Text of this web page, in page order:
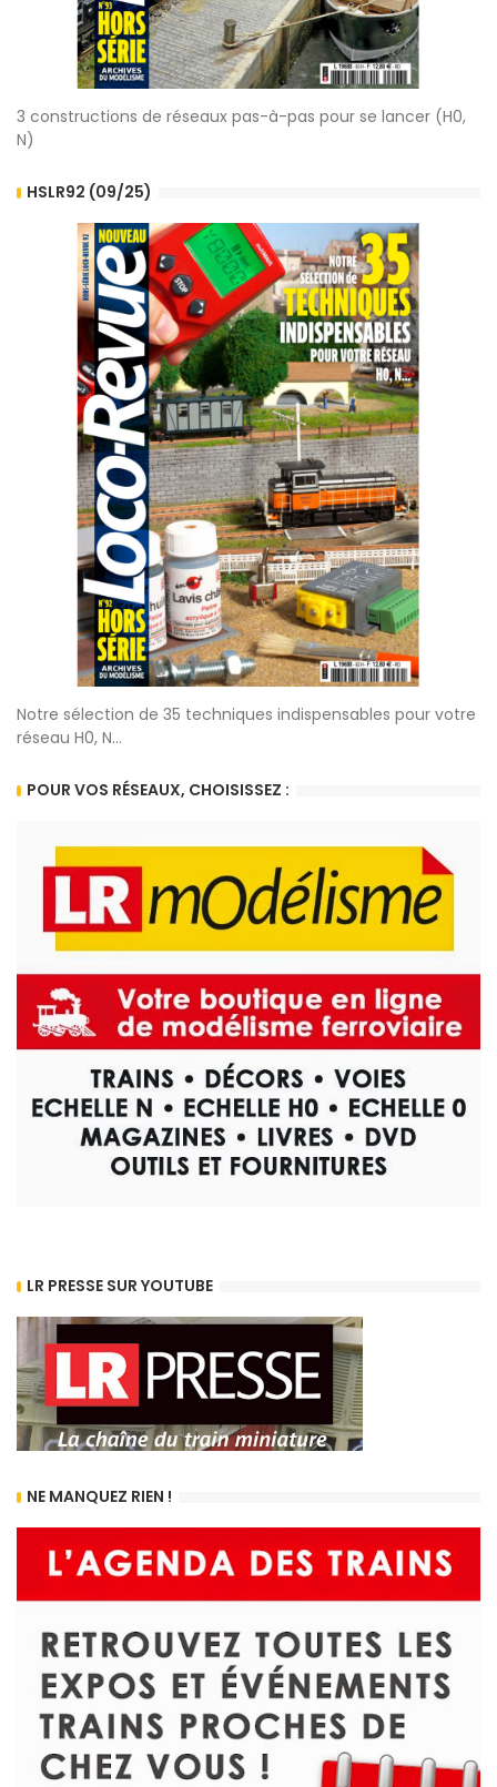
3 constructions de réseaux pas-à-pas pour se lancer (H0,
N)
HSLR92 (09/25)
Notre sélection de 35 techniques indispensables pour votre
réseau H0, N...
POUR VOS RÉSEAUX, CHOISISSEZ :
LR PRESSE SUR YOUTUBE
NE MANQUEZ RIEN !